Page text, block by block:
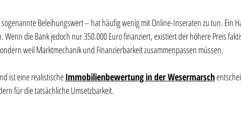
Beleihungswert – hat häufig wenig mit Online-Inseraten zu tun. Ein
Wenn die Bank jedoch nur 350.000 Euro finanziert, existiert der höhere Preis
weil Marktmechanik und Finanzierbarkeit zusammenpassen müssen.
ist eine realistische Immobilienbewertung in der Wesermarsch
für die tatsächliche Umsetzbarkeit.